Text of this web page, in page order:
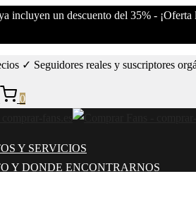
incluyen un descuento del 35% - ¡Oferta
✓ Seguidores reales y suscriptores
0
Y SERVICIOS
Y DONDE ENCONTRARNOS